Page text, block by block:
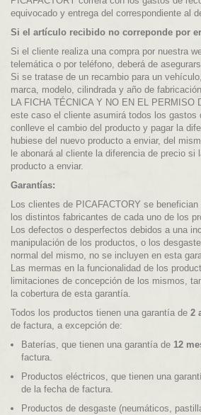
equivocado y entrega del correspondiente al
Si el artículo recibido no correponde por
Si el cliente realiza una compra por nuestra
telemática o por teléfono, deberá de
Si se tratase de un recambio para un
marca, modelo, cilindrada y año de
LA FICHA TÉCNICA Y NO EN EL PERMISO
este caso el cliente asumirá todos los gastos
conlleve el cambio del producto y pagar la
hubiese del nuevo producto a enviar, del
le abonará al cliente la diferencia de precio si
producto a enviar.
Garantías:
Los clientes de PICAFACTORY se
los distintos fabricantes de cada uno de los
Los defectos o desperfectos debidos a una
manipulación de los productos, o los
normal del mismo, no se incluyen en esta
Las mermas en la funcionalidad de los
limitaciones de concepción de los mismos,
la cobertura de esta garantía.
Todos los productos tienen una garantía de 2
de factura, a excepción de:
Baterías, que tienen una garantía de 12
factura.
Productos eléctricos, que tienen una
de la fecha de factura.
Productos de desgaste (neumáticos,